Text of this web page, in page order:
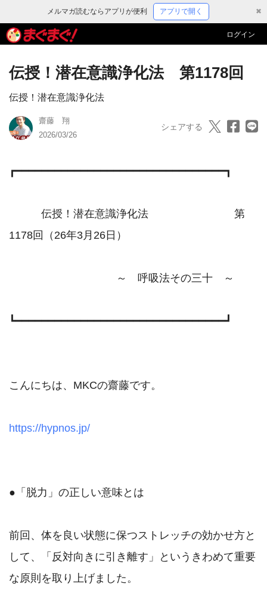
メルマガ読むならアプリが便利 アプリで開く ✖
ログイン
伝授！潜在意識浄化法 第1178回
伝授！潜在意識浄化法
齋藤 翔
2026/03/26
シェアする
┏━━━━━━━━━━━━━━━━━━━━━━━━━━━━━━━━┓
伝授！潜在意識浄化法　　　　　　　　第
1178回（26年3月26日）
～　呼吸法その三十　～
┗━━━━━━━━━━━━━━━━━━━━━━━━━━━━━━━━┛
こんにちは、MKCの齋藤です。
https://hypnos.jp/
●「脱力」の正しい意味とは
前回、体を良い状態に保つストレッチの効かせ方と
して、「反対向きに引き離す」というきわめて重要
な原則を取り上げました。